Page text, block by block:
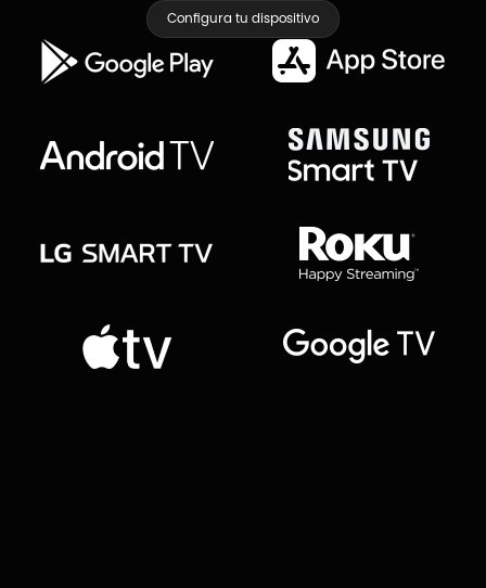
Configura tu dispositivo